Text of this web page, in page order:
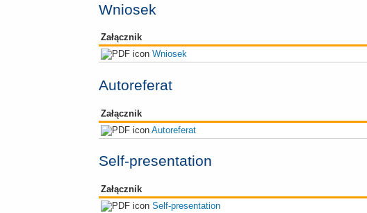
Wniosek
Załącznik
Wniosek
Autoreferat
Załącznik
Autoreferat
Self-presentation
Załącznik
Self-presentation